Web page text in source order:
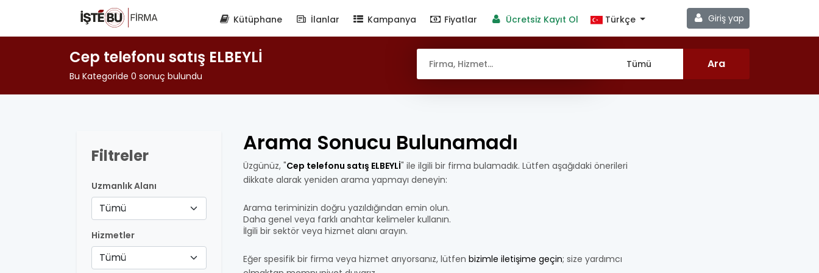
Giriş yap
Kütüphane İlanlar Kampanya Fiyatlar Ücretsiz Kayıt Ol Türkçe
Cep telefonu satış ELBEYLİ
Bu Kategoride 0 sonuç bulundu
Filtreler
Uzmanlık Alanı
Tümü
Hizmetler
Tümü
Arama Sonucu Bulunamadı
Üzgünüz, "Cep telefonu satış ELBEYLİ" ile ilgili bir firma bulamadık. Lütfen aşağıdaki önerileri
dikkate alarak yeniden arama yapmayı deneyin:
Arama teriminizin doğru yazıldığından emin olun.
Daha genel veya farklı anahtar kelimeler kullanın.
İlgili bir sektör veya hizmet alanı arayın.
Eğer spesifik bir firma veya hizmet arıyorsanız, lütfen bizimle iletişime geçin; size yardımcı